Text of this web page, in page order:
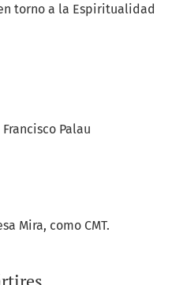
torno a la Espiritualidad
Palau
Mira, como CMT.